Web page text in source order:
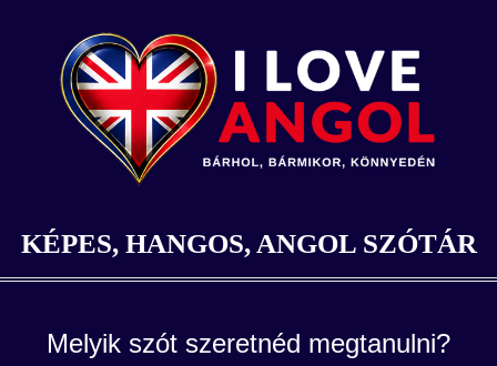
KÉPES, HANGOS, ANGOL SZÓTÁR
Melyik szót szeretnéd megtanulni?